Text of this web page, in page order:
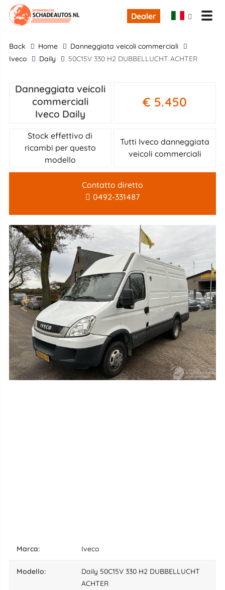
Dealer
back Home
danneggiata veicoli commerciali
Iveco
Daily 50C15V 330 H2 DUBBELLUCHT ACHTER
Danneggiata veicoli
commerciali
Iveco Daily
€ 5.450
Stock effettivo di
ricambi per questo
modello
Tutti Iveco danneggiata
veicoli commerciali
Contatto diretto
0492-331487
marca: Iveco
modello:
Daily 50C15V 330 H2 DUBBELLUCHT
ACHTER